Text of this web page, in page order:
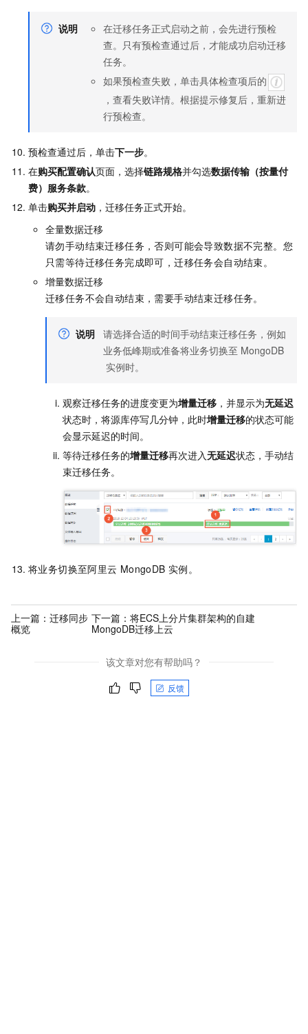
说明
在迁移任务正式启动之前，会先进行预检
查。只有预检查通过后，才能成功启动迁移
任务。
如果预检查失败，单击具体检查项后的
，查看失败详情。根据提示修复后，重新进
行预检查。
预检查通过后，单击下一步。
在购买配置确认页面，选择链路规格并勾选数据传输（按量付
费）服务条款。
单击购买并启动 ，迁移任务正式开始。
全量数据迁移
请勿手动结束迁移任务，否则可能会导致数据不完整。您
只需等待迁移任务完成即可，迁移任务会自动结束。
增量数据迁移
迁移任务不会自动结束，需要手动结束迁移任务。
说明 请选择合适的时间手动结束迁移任务，例如
业务低峰期或准备将业务切换至 MongoDB
实例时。
观察迁移任务的进度变更为增量迁移 ，并显示为无延迟
状态时，将源库停写几分钟，此时增量迁移的状态可能
会显示延迟的时间。
等待迁移任务的增量迁移再次进入无延迟状态，手动结
束迁移任务。
将业务切换至阿里云 MongoDB 实例。
上一篇： 迁移同步
概览
下一篇：将ECS上分片集群架构的自建
MongoDB迁移上云
该文章对您有帮助吗？
反馈